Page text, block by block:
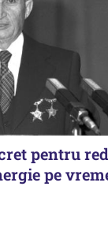
pentru
pe